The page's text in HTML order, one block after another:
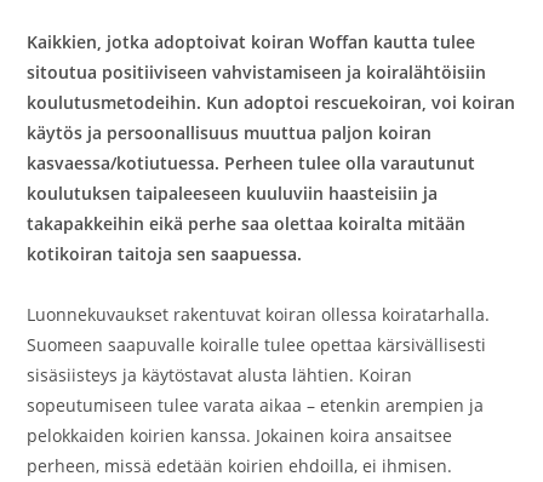
Kaikkien, jotka adoptoivat koiran Woffan kautta tulee
sitoutua positiiviseen vahvistamiseen ja koiralähtöisiin
koulutusmetodeihin. Kun adoptoi rescuekoiran, voi koiran
käytös ja persoonallisuus muuttua paljon koiran
kasvaessa/kotiutuessa. Perheen tulee olla varautunut
koulutuksen taipaleeseen kuuluviin haasteisiin ja
takapakkeihin eikä perhe saa olettaa koiralta mitään
kotikoiran taitoja sen saapuessa.
Luonnekuvaukset rakentuvat koiran ollessa koiratarhalla.
Suomeen saapuvalle koiralle tulee opettaa kärsivällisesti
sisäsiisteys ja käytöstavat alusta lähtien. Koiran
sopeutumiseen tulee varata aikaa – etenkin arempien ja
pelokkaiden koirien kanssa. Jokainen koira ansaitsee
perheen, missä edetään koirien ehdoilla, ei ihmisen.